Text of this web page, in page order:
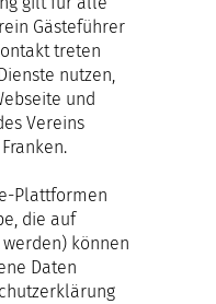
Gästeführer
treten
nutzen,
und
Vereins
Plattformen
die auf
können
Daten